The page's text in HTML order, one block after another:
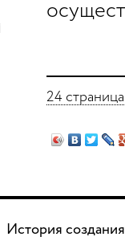
24 страница
История создания